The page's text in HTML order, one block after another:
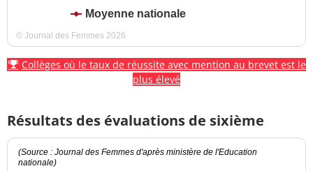
Moyenne nationale
© Journal des Femmes 2026
Collèges où le taux de réussite avec mention au brevet est le
plus élevé
Résultats des évaluations de sixième
(Source : Journal des Femmes d'après ministère de l'Education
nationale)